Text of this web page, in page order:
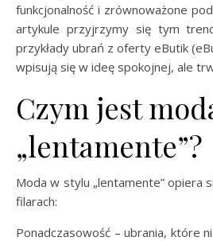
funkcjonalność i zrównoważone
artykule przyjrzymy się tym
przykłady ubrań z oferty eButik
wpisują się w ideę spokojnej, ale
Czym jest
„lentamente”?
Moda w stylu „lentamente” opiera
filarach:
Ponadczasowość – ubrania, które